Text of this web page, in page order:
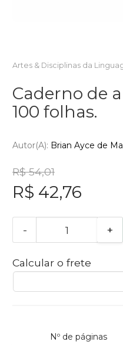
Artes & Disciplinas da
Caderno de
100 folhas.
Autor(a): Brian Ayce de
R$ 54,01
R$ 42,76
- +
Calcular o frete
Nº de páginas